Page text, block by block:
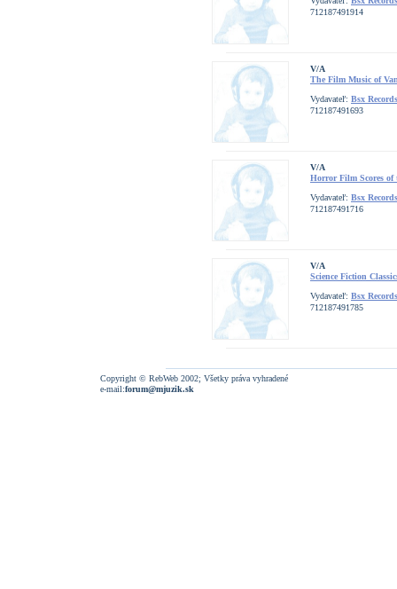
712187491914
V/A
The Film Music of
Vydavateľ: Bsx Records
712187491693
V/A
Horror Film Scores of
Vydavateľ: Bsx Records
712187491716
V/A
Science Fiction
Vydavateľ: Bsx Records
712187491785
Copyright © RebWeb 2002; Všetky práva vyhradené
e-mail:forum@mjuzik.sk